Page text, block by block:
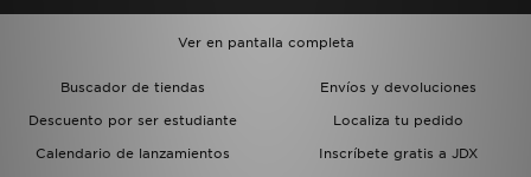
Ver en pantalla completa
Buscador de tiendas
Envíos y devoluciones
Descuento por ser estudiante
Localiza tu pedido
Calendario de lanzamientos
Inscríbete gratis a JDX